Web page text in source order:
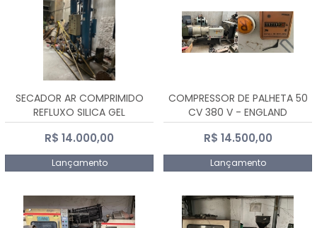
SECADOR AR COMPRIMIDO
REFLUXO SILICA GEL
R$ 14.000,00
Lançamento
COMPRESSOR DE PALHETA 50
CV 380 V - ENGLAND
R$ 14.500,00
Lançamento